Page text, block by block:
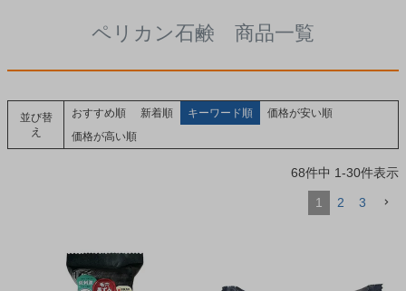
ペリカン石鹸 商品一覧
並び替
え
おすすめ順 新着順 キーワード順
価格が安い順
価格が高い順
68件中 1-30件表示
1 2 3